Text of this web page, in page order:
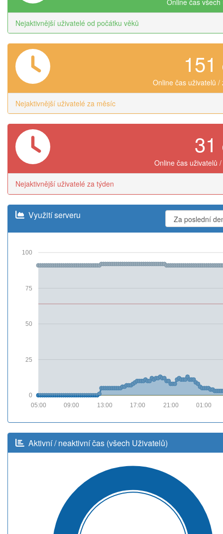
Nejaktivnější uživatelé od počátku věků
151
Online čas uživatelů /
Nejaktivnější uživatelé za měsíc
31
Online čas uživatelů
Nejaktivnější uživatelé za týden
Využití serveru
0
25
50
75
100
01:00
21:00
17:00
13:00
09:00
05:00
Aktivní / neaktivní čas (všech Uživatelů)